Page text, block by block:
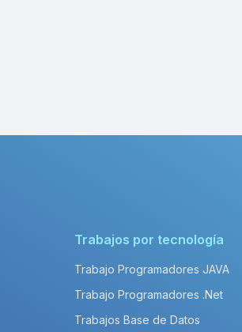
Trabajos por tecnología
Trabajo Programadores JAVA
Trabajo Programadores .Net
Trabajos Base de Datos